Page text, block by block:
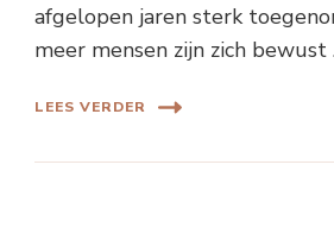
afgelopen jaren sterk
meer mensen zijn zich bewust
LEES VERDER